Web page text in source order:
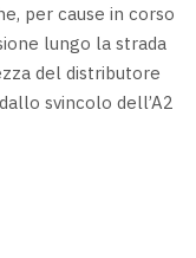
per cause in corso
lungo la strada
del distributore
svincolo dell’A2